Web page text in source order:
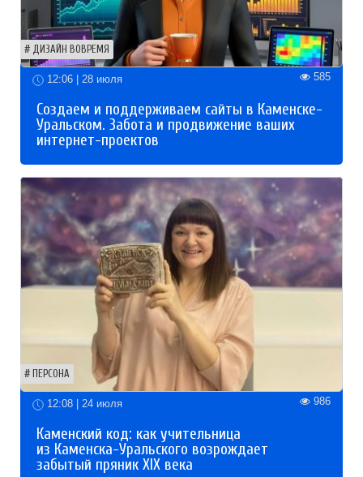
ДИЗАЙН ВОВРЕМЯ
12:06 | 28 июля 585
Создаем и поддерживаем сайты в Каменске-
Уральском. Забота и продвижение ваших
интернет-проектов
ПЕРСОНА
12:08 | 24 июля 986
Каменский код: как учительница
из Каменска-Уральского возрождает
забытый пряник XIX века